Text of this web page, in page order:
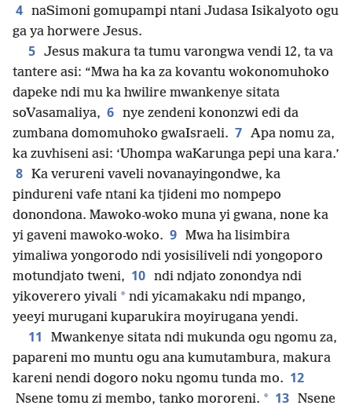
4 naSimoni gomupampi ntani Judasa Isikalyoto ogu
ga ya horwere Jesus.
5 Jesus makura ta tumu varongwa vendi 12, ta va
tantere asi: “Mwa ha ka za kovantu wokonomuhoko
dapeke ndi mu ka hwilire mwankenye sitata
soVasamaliya, 6 nye zendeni kononzwi edi da
zumbana domomuhoko gwaIsraeli. 7 Apa nomu za,
ka zuvhiseni asi: ‘Uhompa waKarunga pepi una kara.’
8 Ka verureni vaveli novanayingondwe, ka
pindureni vafe ntani ka tjideni mo nompepo
donondona. Mawoko-woko muna yi gwana, none ka
yi gaveni mawoko-woko. 9 Mwa ha lisimbira
yimaliwa yongorodo ndi yosisiliveli ndi yongoporo
motundjato tweni, 10 ndi ndjato zonondya ndi
yikoverero yivali * ndi yicamakaku ndi mpango,
yeeyi murugani kuparukira moyirugana yendi.
11
Mwankenye sitata ndi mukunda ogu ngomu za,
papareni mo muntu ogu ana kumutambura, makura
kareni nendi dogoro noku ngomu tunda mo. 12
Nsene tomu zi membo, tanko mororeni. * 13 Nsene